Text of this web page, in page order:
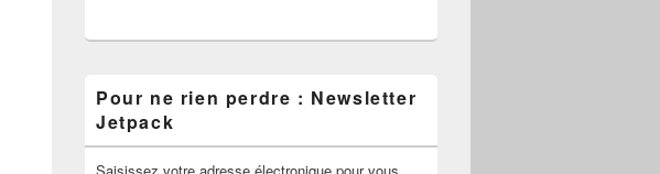
Pour ne rien perdre : Newsletter
Jetpack